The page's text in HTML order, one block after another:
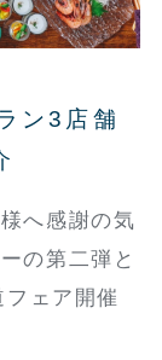
ン3店舗
へ感謝の気
の第二弾と
ェア開催